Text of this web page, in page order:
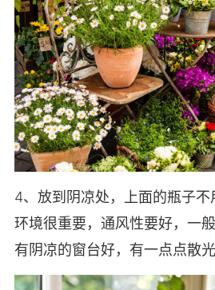
4、放到阴凉处，上面的瓶子
环境很重要，通风性要好，一
有阴凉的窗台好，有一点点散光